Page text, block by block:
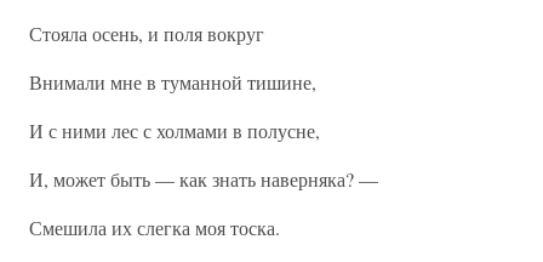
Стояла осень, и поля вокруг
Внимали мне в туманной тишине,
И с ними лес с холмами в полусне,
И, может быть — как знать наверняка? —
Смешила их слегка моя тоска.